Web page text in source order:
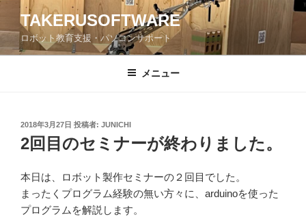
テ
ン
TAKERUSOFTWARE
ロボット教育支援・パソコンサポート
メニュー
投
稿
日:
2018年3月27日 投稿者: JUNICHI
2回目のセミナーが終わりました。
本日は、ロボット製作セミナーの２回目でした。
まったくプログラム経験の無い方々に、arduinoを使った
プログラムを解説します。